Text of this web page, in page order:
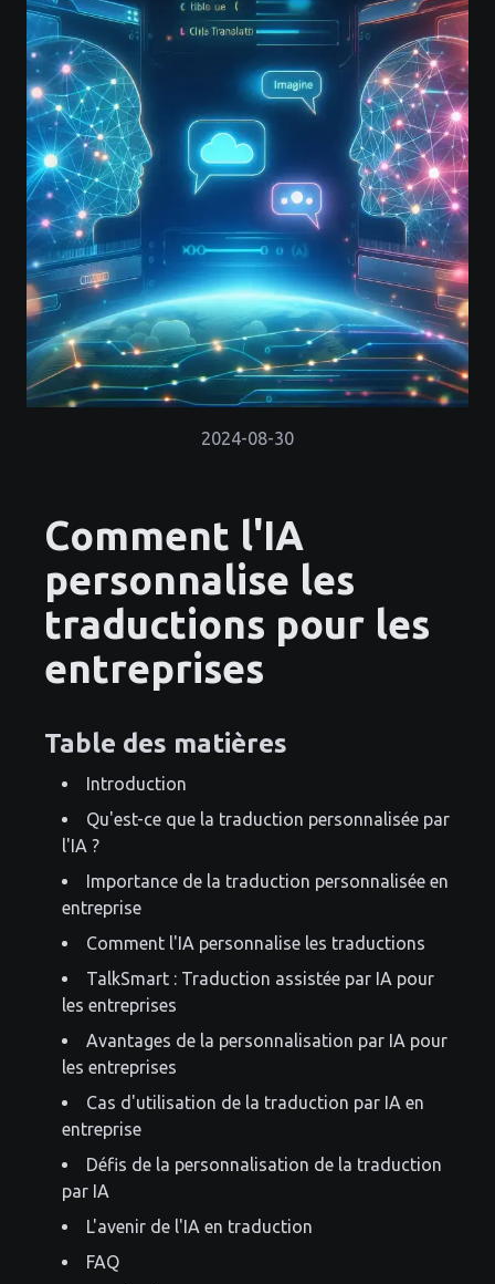
2024-08-30
Comment l'IA
personnalise les
traductions pour les
entreprises
Table des matières
Introduction
Qu'est-ce que la traduction personnalisée par
l'IA ?
Importance de la traduction personnalisée en
entreprise
Comment l'IA personnalise les traductions
TalkSmart : Traduction assistée par IA pour
les entreprises
Avantages de la personnalisation par IA pour
les entreprises
Cas d'utilisation de la traduction par IA en
entreprise
Défis de la personnalisation de la traduction
par IA
L'avenir de l'IA en traduction
FAQ